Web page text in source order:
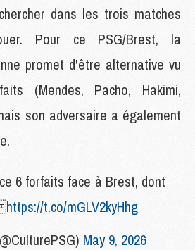
dans les trois matches
Pour ce PSG/Brest, la
promet d'être alternative vu
(Mendes, Pacho, Hakimi,
son adversaire a également
6 forfaits face à Brest, dont
https://t.co/mGLV2kyHhg
May 9, 2026